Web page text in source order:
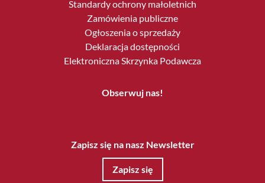
Standardy ochrony małoletnich
Zamówienia publiczne
Ogłoszenia o sprzedaży
Deklaracja dostępności
Elektroniczna Skrzynka Podawcza
Obserwuj nas!
Zapisz się na nasz Newsletter
Zapisz się